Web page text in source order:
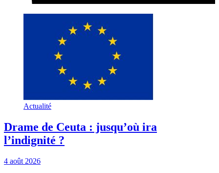
Actualité
Drame de Ceuta : jusqu’où ira
l’indignité ?
4 août 2026